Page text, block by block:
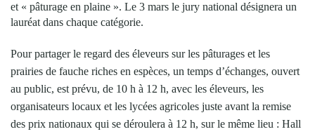
et « pâturage en plaine ». Le 3 mars le jury national désignera un
lauréat dans chaque catégorie.
Pour partager le regard des éleveurs sur les pâturages et les
prairies de fauche riches en espèces, un temps d’échanges, ouvert
au public, est prévu, de 10 h à 12 h, avec les éleveurs, les
organisateurs locaux et les lycées agricoles juste avant la remise
des prix nationaux qui se déroulera à 12 h, sur le même lieu : Hall